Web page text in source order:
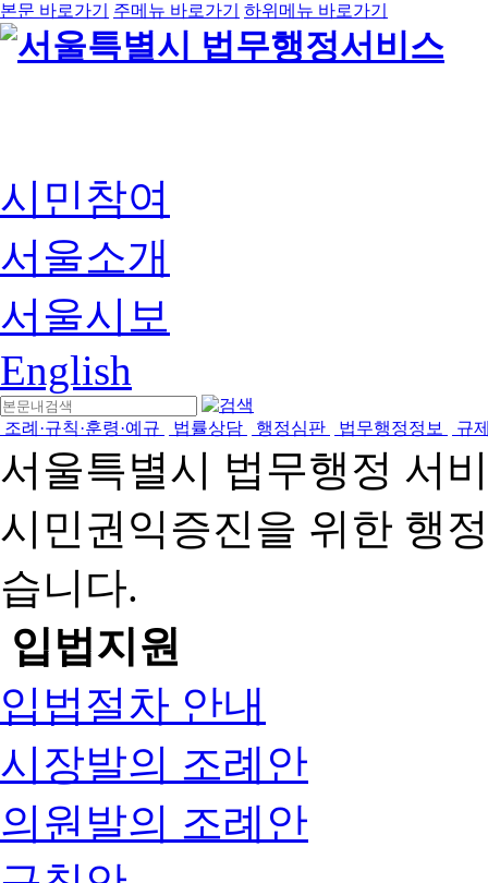
본문 바로가기 주메뉴 바로가기 하위메뉴 바로가기
시민참여
서울소개
서울시보
English
조례·규칙·훈령·예규 법률상담 행정심판 법무행정정보 규
서울특별시 법무행정 서
시민권익증진을 위한 행
습니다.
입법지원
입법절차 안내
시장발의 조례안
의원발의 조례안